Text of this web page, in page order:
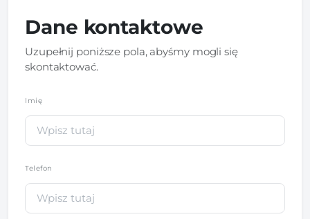
Dane kontaktowe
Uzupełnij poniższe pola, abyśmy mogli się
skontaktować.
Imię
Telefon